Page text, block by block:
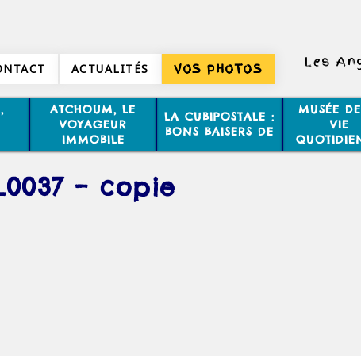
ACTUALITÉS VOS PHOTOS Les
ATCHOUM, LE
VOYAGEUR
IMMOBILE
LA CUBIPOSTALE :
BONS BAISERS DE
MUSÉE
VIE
– copie